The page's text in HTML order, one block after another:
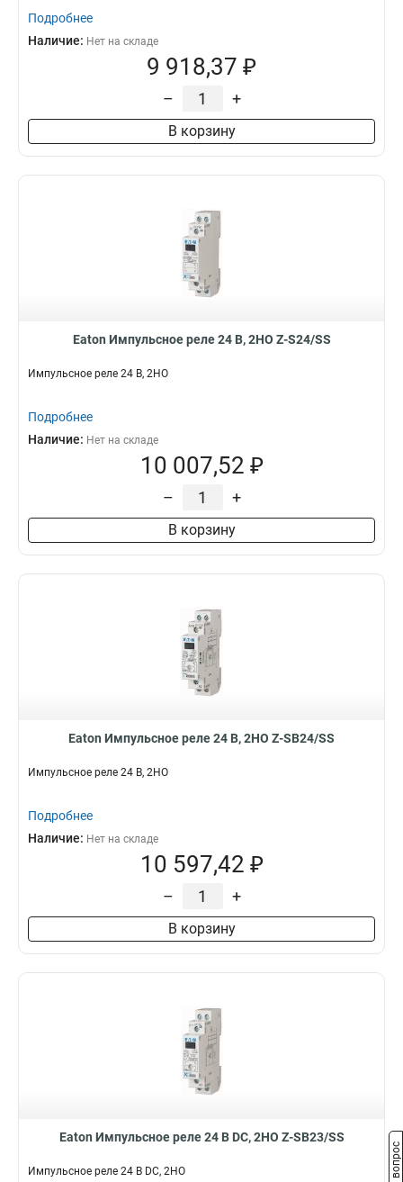
Подробнее
Наличие: Нет на складе
9 918,37 ₽
– +
В корзину
Eaton Импульсное реле 24 В, 2НО Z-S24/SS
Импульсное реле 24 В, 2НО
Подробнее
Наличие: Нет на складе
10 007,52 ₽
– +
В корзину
Eaton Импульсное реле 24 В, 2НО Z-SB24/SS
Импульсное реле 24 В, 2НО
Подробнее
Наличие: Нет на складе
10 597,42 ₽
– +
В корзину
Eaton Импульсное реле 24 В DC, 2НО Z-SB23/SS
Импульсное реле 24 В DC, 2НО